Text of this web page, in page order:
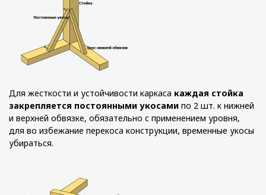
Для жесткости и устойчивости каркаса каждая стойка
закрепляется постоянными укосами по 2 шт. к нижней
и верхней обвязке, обязательно с применением уровня,
для во избежание перекоса конструкции, временные укосы
убираться.